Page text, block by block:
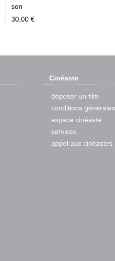
son
30,00 €
Cinéaste
déposer un film
conditions générales
espace cinéaste
services
appel aux cinéastes